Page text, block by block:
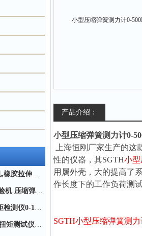
2500N橡胶拉力试验机,橡胶拉伸试验机厂家
500N压缩弹簧拉力试验机 压缩弹簧测力仪 压缩弹簧拉力检测设备厂家
便携式电机转速与扭矩检测仪0-100NM 200NM 300Nm
你知道10000N.m电机扭矩测试仪是如何操作的吗?
产品介绍：
小型压缩弹簧测力计0-
上海恒刚厂家生产的
性的仪器，其SGTH小
用属外壳，大的提高了
作长度下的工作负荷测
SGTH小型压缩弹簧测